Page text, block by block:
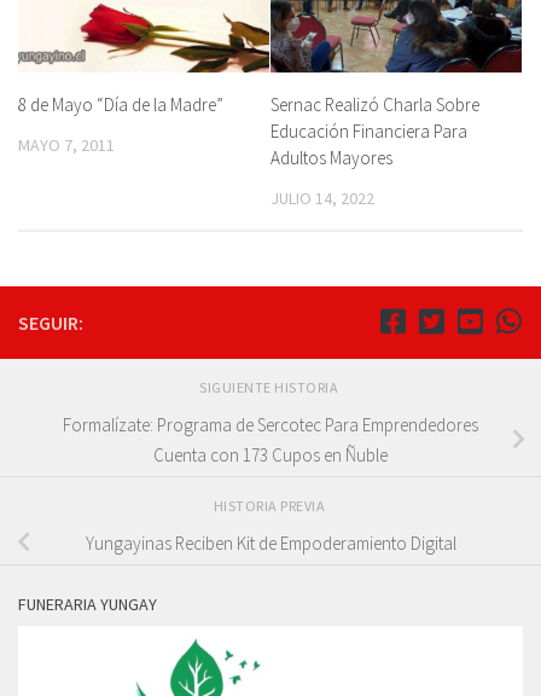
8 de Mayo “Día de la Madre”
MAYO 7, 2011
Sernac Realizó Charla Sobre
Educación Financiera Para
Adultos Mayores
JULIO 14, 2022
SEGUIR:
SIGUIENTE HISTORIA
Formalízate: Programa de Sercotec Para Emprendedores
Cuenta con 173 Cupos en Ñuble
HISTORIA PREVIA
Yungayinas Reciben Kit de Empoderamiento Digital
FUNERARIA YUNGAY